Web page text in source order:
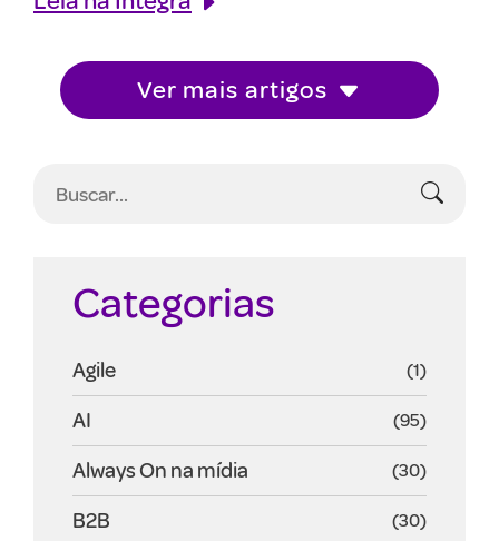
Ver mais artigos
Categorias
Agile (1)
AI (95)
Always On na mídia (30)
B2B (30)